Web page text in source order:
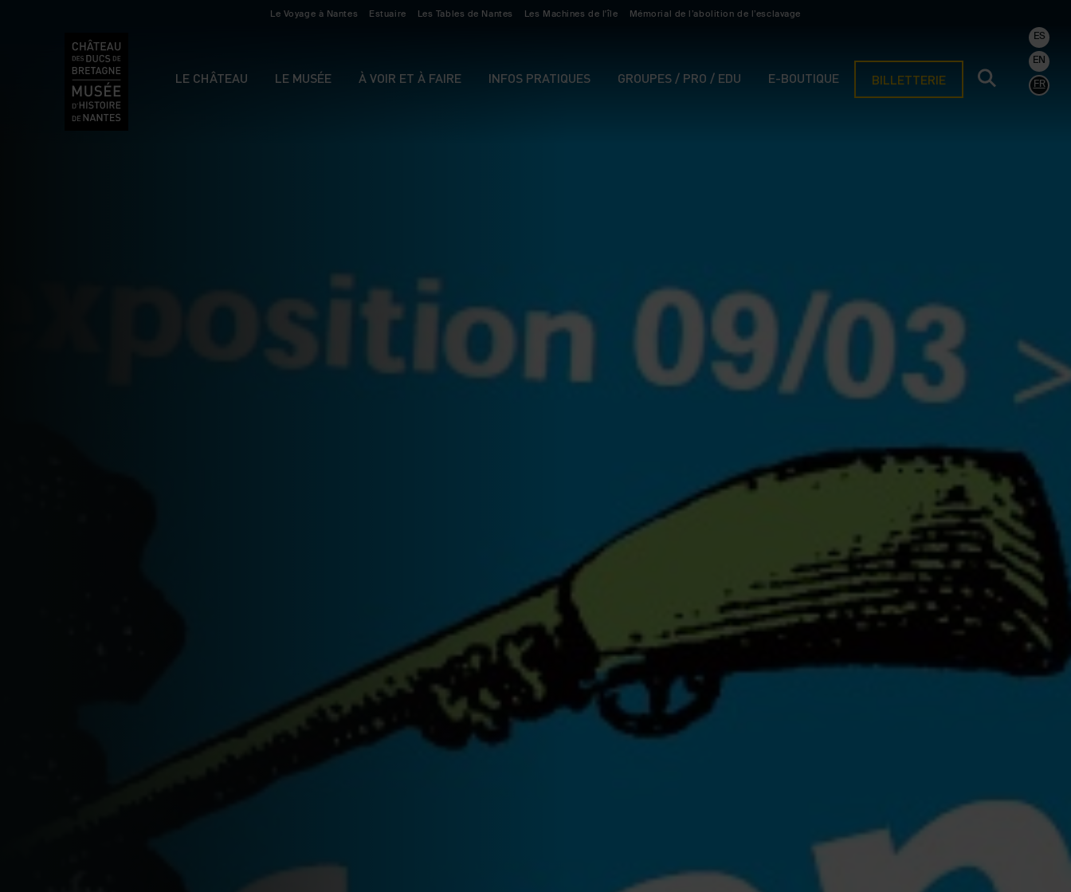
Le Voyage à Nantes Estuaire Les Tables de Nantes Les Machines de l'île Mémorial de l’abolition de l’esclavage
LE CHÂTEAU LE MUSÉE À VOIR ET À FAIRE INFOS PRATIQUES GROUPES / PRO / EDU E-BOUTIQUE BILLETTERIE
ES
EN
FR